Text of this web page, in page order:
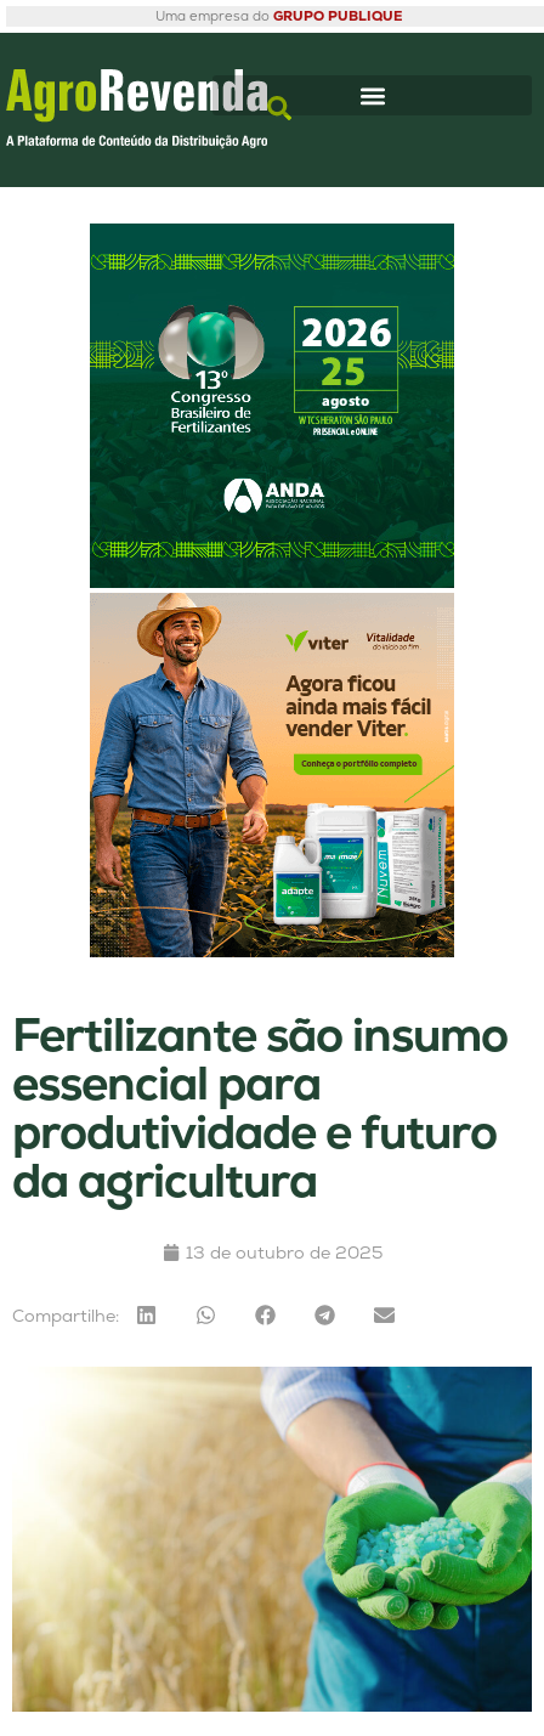
Uma empresa do GRUPO PUBLIQUE
Fertilizante são insumo
essencial para
produtividade e futuro
da agricultura
13 de outubro de 2025
Compartilhe: